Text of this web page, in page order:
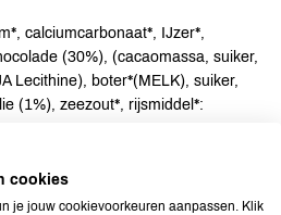
calciumcarbonaat*, IJzer*,
(30%), (cacaomassa, suiker,
Lecithine), boter*(MELK), suiker,
(1%), zeezout*, rijsmiddel*:
cookies
je jouw cookievoorkeuren aanpassen. Klik